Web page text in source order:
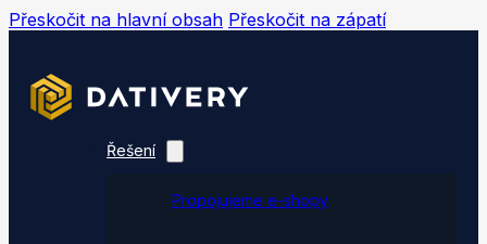
Přeskočit na hlavní obsah Přeskočit na zápatí
Řešení
Propojujeme e-shopy